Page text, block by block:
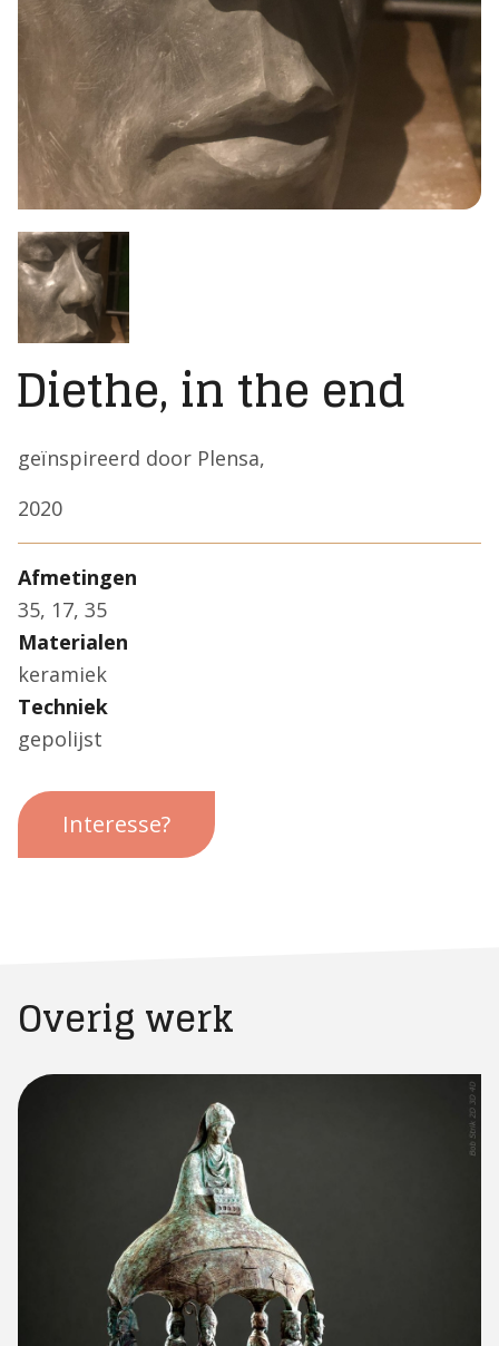
Diethe, in the end
geïnspireerd door Plensa,
2020
Afmetingen
35, 17, 35
Materialen
keramiek
Techniek
gepolijst
Interesse?
Overig werk